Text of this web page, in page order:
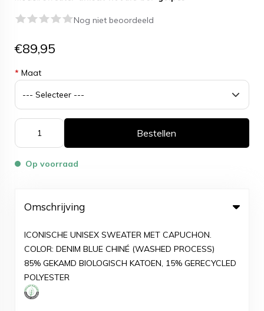
Nog niet beoordeeld
€89,95
* Maat
Bestellen
Op voorraad
Omschrijving
ICONISCHE UNISEX SWEATER MET CAPUCHON.
COLOR: DENIM BLUE CHINÉ (WASHED PROCESS)
85% GEKAMD BIOLOGISCH KATOEN, 15% GERECYCLED
POLYESTER